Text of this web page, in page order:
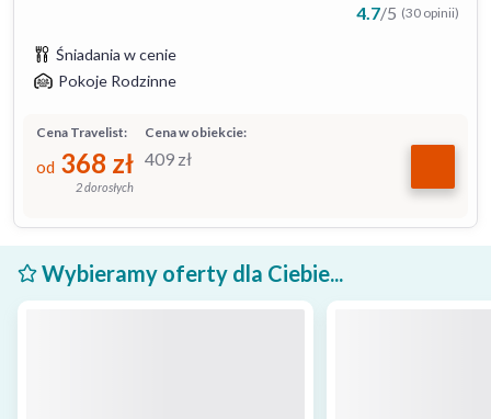
4.7/5 (30 opinii)
Śniadania w cenie
Pokoje Rodzinne
Cena w obiekcie:
409 zł
Cena Travelist:
od 368 zł
2 dorosłych
Wybieramy oferty dla Ciebie...